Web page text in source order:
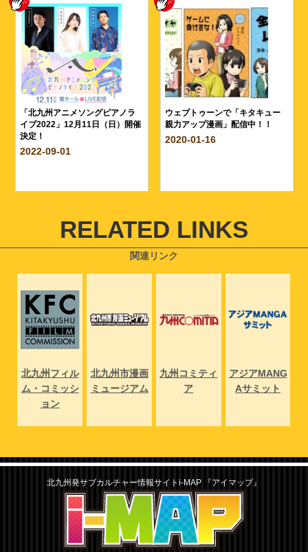
「北九州アニメソングピアノラ
イブ2022」12月11日（日）開催
決定！
2022-09-01
ウェブトゥーンで「キタキュー
親力アップ漫画」配信中！！
2020-01-16
RELATED LINKS
関連リンク
北九州フィル
ム・コミッシ
ョン
北九州市漫画
ミュージアム
九州コミティ
ア
アジアMANG
Aサミット
北九州発サブカルチャー情報サイトi-MAP 『アイマップ』